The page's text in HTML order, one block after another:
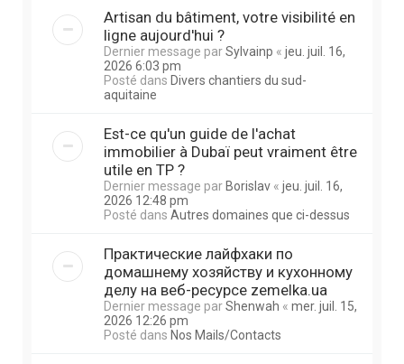
Artisan du bâtiment, votre visibilité en
ligne aujourd'hui ?
Dernier message parSylvainp « jeu. juil. 16,
2026 6:03 pm
Posté dans Divers chantiers du sud-
aquitaine
Est-ce qu'un guide de l'achat
immobilier à Dubaï peut vraiment être
utile en TP ?
Dernier message par Borislav « jeu. juil. 16,
2026 12:48 pm
Posté dans Autres domaines que ci-dessus
Практические лайфхаки по
домашнему хозяйству и кухонному
делу на веб-ресурсе zemelka.ua
Dernier message parShenwah « mer. juil. 15,
2026 12:26 pm
Posté dans Nos Mails/Contacts